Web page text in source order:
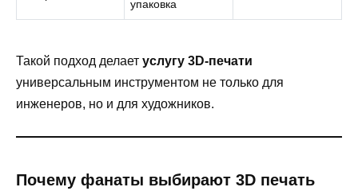
упаковка
Такой подход делает услугу 3D-печати
универсальным инструментом не только для
инженеров, но и для художников.
Почему фанаты выбирают 3D печать